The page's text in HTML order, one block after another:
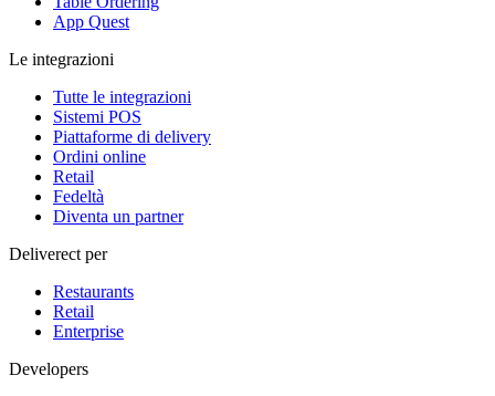
App Quest
Le integrazioni
Tutte le integrazioni
Sistemi POS
Piattaforme di delivery
Ordini online
Retail
Fedeltà
Diventa un partner
Deliverect per
Restaurants
Retail
Enterprise
Developers